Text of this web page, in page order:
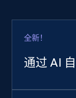
全新！
通过 AI